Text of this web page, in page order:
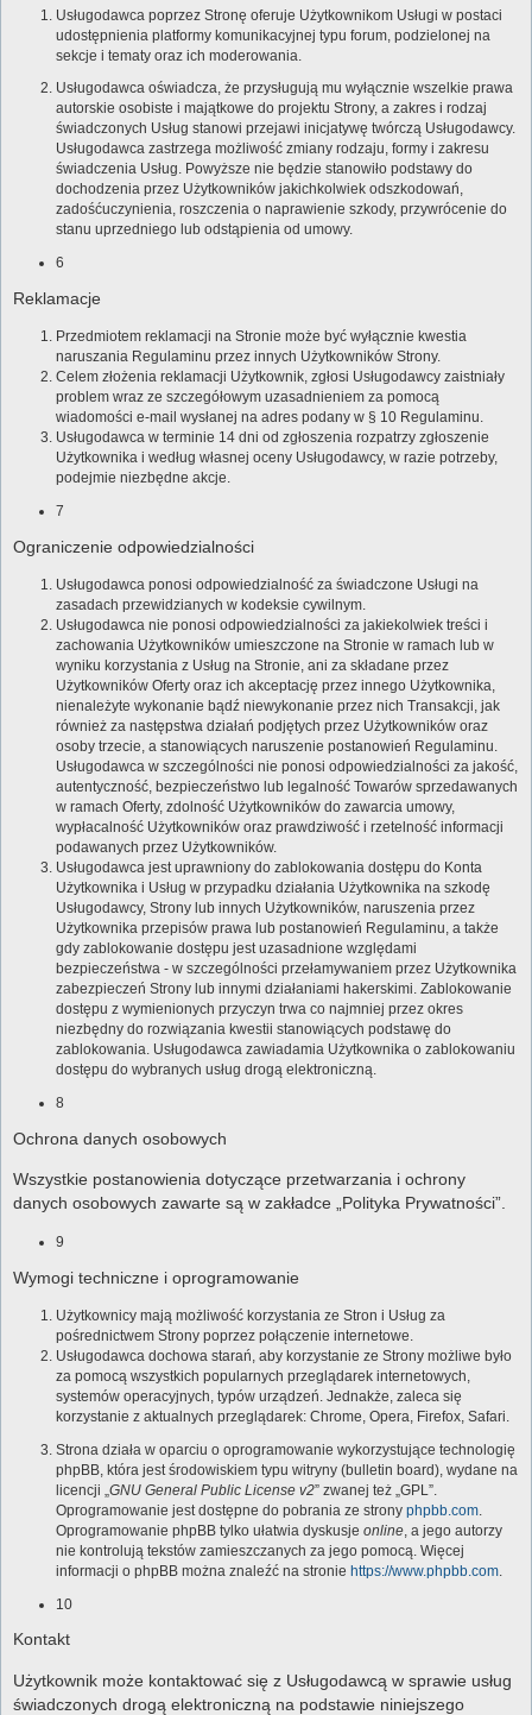
Usługodawca poprzez Stronę oferuje Użytkownikom Usługi w postaci
udostępnienia platformy komunikacyjnej typu forum, podzielonej na
sekcje i tematy oraz ich moderowania.
Usługodawca oświadcza, że przysługują mu wyłącznie wszelkie prawa
autorskie osobiste i majątkowe do projektu Strony, a zakres i rodzaj
świadczonych Usług stanowi przejawi inicjatywę twórczą Usługodawcy.
Usługodawca zastrzega możliwość zmiany rodzaju, formy i zakresu
świadczenia Usług. Powyższe nie będzie stanowiło podstawy do
dochodzenia przez Użytkowników jakichkolwiek odszkodowań,
zadośćuczynienia, roszczenia o naprawienie szkody, przywrócenie do
stanu uprzedniego lub odstąpienia od umowy.
6
Reklamacje
Przedmiotem reklamacji na Stronie może być wyłącznie kwestia
naruszania Regulaminu przez innych Użytkowników Strony.
Celem złożenia reklamacji Użytkownik, zgłosi Usługodawcy zaistniały
problem wraz ze szczegółowym uzasadnieniem za pomocą
wiadomości e-mail wysłanej na adres podany w § 10 Regulaminu.
Usługodawca w terminie 14 dni od zgłoszenia rozpatrzy zgłoszenie
Użytkownika i według własnej oceny Usługodawcy, w razie potrzeby,
podejmie niezbędne akcje.
7
Ograniczenie odpowiedzialności
Usługodawca ponosi odpowiedzialność za świadczone Usługi na
zasadach przewidzianych w kodeksie cywilnym.
Usługodawca nie ponosi odpowiedzialności za jakiekolwiek treści i
zachowania Użytkowników umieszczone na Stronie w ramach lub w
wyniku korzystania z Usług na Stronie, ani za składane przez
Użytkowników Oferty oraz ich akceptację przez innego Użytkownika,
nienależyte wykonanie bądź niewykonanie przez nich Transakcji, jak
również za następstwa działań podjętych przez Użytkowników oraz
osoby trzecie, a stanowiących naruszenie postanowień Regulaminu.
Usługodawca w szczególności nie ponosi odpowiedzialności za jakość,
autentyczność, bezpieczeństwo lub legalność Towarów sprzedawanych
w ramach Oferty, zdolność Użytkowników do zawarcia umowy,
wypłacalność Użytkowników oraz prawdziwość i rzetelność informacji
podawanych przez Użytkowników.
Usługodawca jest uprawniony do zablokowania dostępu do Konta
Użytkownika i Usług w przypadku działania Użytkownika na szkodę
Usługodawcy, Strony lub innych Użytkowników, naruszenia przez
Użytkownika przepisów prawa lub postanowień Regulaminu, a także
gdy zablokowanie dostępu jest uzasadnione względami
bezpieczeństwa - w szczególności przełamywaniem przez Użytkownika
zabezpieczeń Strony lub innymi działaniami hakerskimi. Zablokowanie
dostępu z wymienionych przyczyn trwa co najmniej przez okres
niezbędny do rozwiązania kwestii stanowiących podstawę do
zablokowania. Usługodawca zawiadamia Użytkownika o zablokowaniu
dostępu do wybranych usług drogą elektroniczną.
8
Ochrona danych osobowych
Wszystkie postanowienia dotyczące przetwarzania i ochrony
danych osobowych zawarte są w zakładce „Polityka Prywatności”.
9
Wymogi techniczne i oprogramowanie
Użytkownicy mają możliwość korzystania ze Stron i Usług za
pośrednictwem Strony poprzez połączenie internetowe.
Usługodawca dochowa starań, aby korzystanie ze Strony możliwe było
za pomocą wszystkich popularnych przeglądarek internetowych,
systemów operacyjnych, typów urządzeń. Jednakże, zaleca się
korzystanie z aktualnych przeglądarek: Chrome, Opera, Firefox, Safari.
Strona działa w oparciu o oprogramowanie wykorzystujące technologię
phpBB, która jest środowiskiem typu witryny (bulletin board), wydane na
licencji „ GNU General Public License v2” zwanej też „GPL”.
Oprogramowanie jest dostępne do pobrania ze strony phpbb.com
Oprogramowanie phpBB tylko ułatwia dyskusje online , a jego autorzy
nie kontrolują tekstów zamieszczanych za jego pomocą. Więcej
informacji o phpBB można znaleźć na stronie https://www.phpbb.com
10
Kontakt
Użytkownik może kontaktować się z Usługodawcą w sprawie usług
świadczonych drogą elektroniczną na podstawie niniejszego